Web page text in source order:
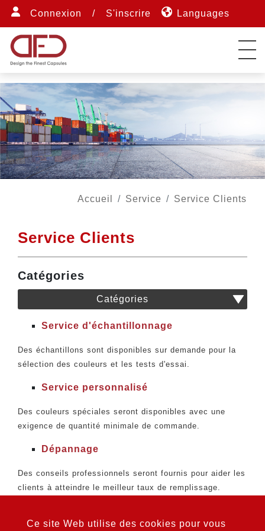
Connexion / S'inscrire Languages
Accueil Service Service Clients
Service Clients
Catégories
Catégories
Service d'échantillonnage
Des échantillons sont disponibles sur demande pour la
sélection des couleurs et les tests d'essai.
Service personnalisé
Des couleurs spéciales seront disponibles avec une
exigence de quantité minimale de commande.
Dépannage
Des conseils professionnels seront fournis pour aider les
clients à atteindre le meilleur taux de remplissage.
Ce site Web utilise des cookies pour vous